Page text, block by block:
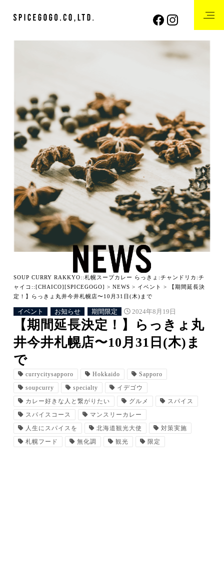
SOUP CURRY RAKKYO::札幌スープカレー らっきょ:チャンドリカ:チ
ャイコ::[CHAICO][SPICEGOGO] >NEWS > イベント >
【期間延長決
定！】らっきょ丸井今井札幌店〜10月31日(木)まで
イベント お知らせ 期間限定 2024年8月19日
【期間延長決定！】らっきょ丸
井今井札幌店〜10月31日(木)ま
で
currycitysapporo Hokkaido
Sapporo
soupcurry
specialty
イデゴウ
カレー好きな人と繋がりたい
グルメ
スパイス
スパイスコース
マンスリーカレー
人生にスパイスを
北海道観光大使
対策実施
札幌フード
無化調 観光 限定